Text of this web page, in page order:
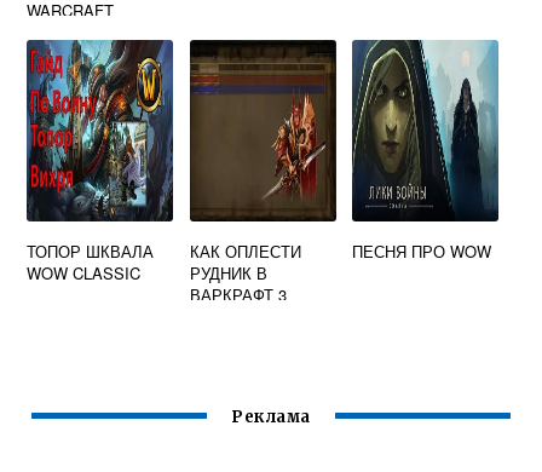
WARCRAFT
ТОПОР ШКВАЛА
WOW CLASSIC
КАК ОПЛЕСТИ
РУДНИК В
ВАРКРАФТ 3
ПЕСНЯ ПРО WOW
Реклама